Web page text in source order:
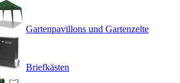
Gartenpavillons und Gartenzelte
Briefkästen